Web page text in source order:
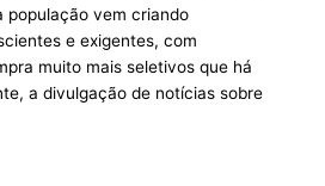
população vem criando
e exigentes, com
muito mais seletivos que há
a divulgação de notícias sobre